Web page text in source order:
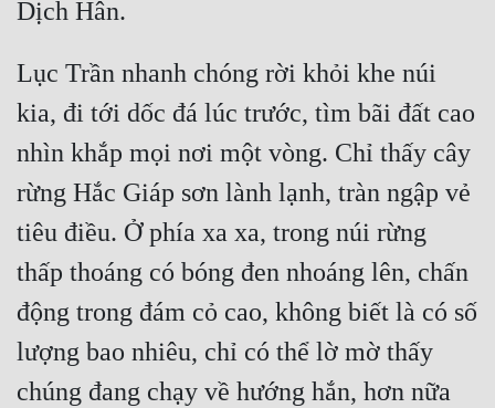
Lục Trần nhanh chóng rời khỏi khe núi
kia, đi tới dốc đá lúc trước, tìm bãi đất cao
nhìn khắp mọi nơi một vòng. Chỉ thấy cây
rừng Hắc Giáp sơn lành lạnh, tràn ngập vẻ
tiêu điều. Ở phía xa xa, trong núi rừng
thấp thoáng có bóng đen nhoáng lên, chấn
động trong đám cỏ cao, không biết là có số
lượng bao nhiêu, chỉ có thể lờ mờ thấy
chúng đang chạy về hướng hắn, hơn nữa